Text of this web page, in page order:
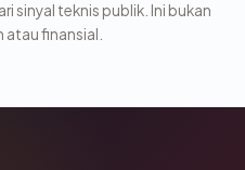
sinyal teknis publik. Ini bukan
atau finansial.